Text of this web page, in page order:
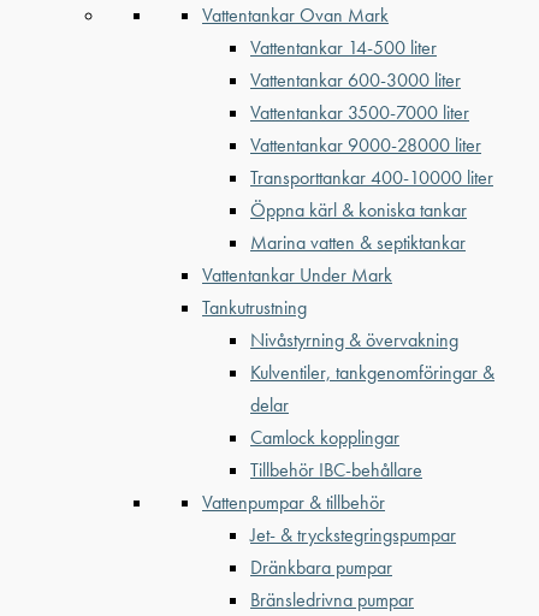
Vattentankar Ovan Mark
Vattentankar 14-500 liter
Vattentankar 600-3000 liter
Vattentankar 3500-7000 liter
Vattentankar 9000-28000 liter
Transporttankar 400-10000 liter
Öppna kärl & koniska tankar
Marina vatten & septiktankar
Vattentankar Under Mark
Tankutrustning
Nivåstyrning & övervakning
Kulventiler, tankgenomföringar &
delar
Camlock kopplingar
Tillbehör IBC-behållare
Vattenpumpar & tillbehör
Jet- & tryckstegringspumpar
Dränkbara pumpar
Bränsledrivna pumpar